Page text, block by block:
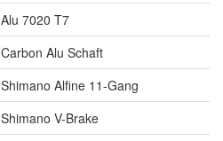
Alu 7020 T7
Carbon Alu Schaft
Shimano Alfine 11-Gang
Shimano V-Brake